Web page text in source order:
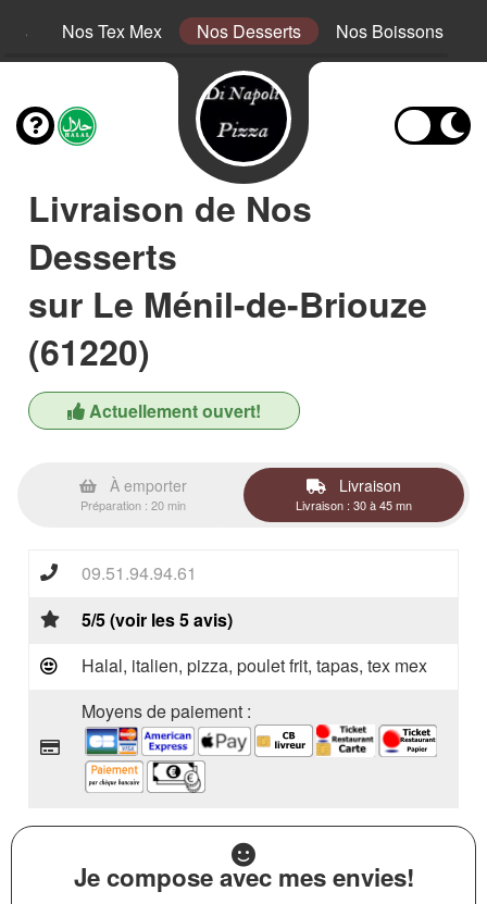
Nos Tex Mex Nos Desserts Nos Boissons
Livraison de Nos
Desserts
sur Le Ménil-de-Briouze
(61220)
Actuellement ouvert!
À emporter
Préparation : 20 min
Livraison
Livraison : 30 à 45 mn
09.51.94.94.61
5/5 (voir les 5 avis)
Halal, italien, pizza, poulet frit, tapas, tex mex
Moyens de paiement :
Je compose avec mes envies!